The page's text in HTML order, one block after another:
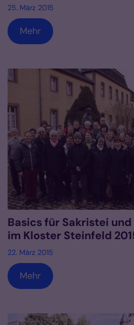
25. März 2015
Mehr
Basics für Sakristei
im Kloster Steinfeld
22. März 2015
Mehr